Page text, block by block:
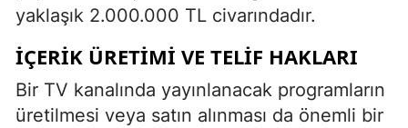
yaklaşık 2.000.000 TL civarındadır.
İÇERIK ÜRETIMI VE TELIF HAKLARI
Bir TV kanalında yayınlanacak programların
üretilmesi veya satın alınması da önemli bir